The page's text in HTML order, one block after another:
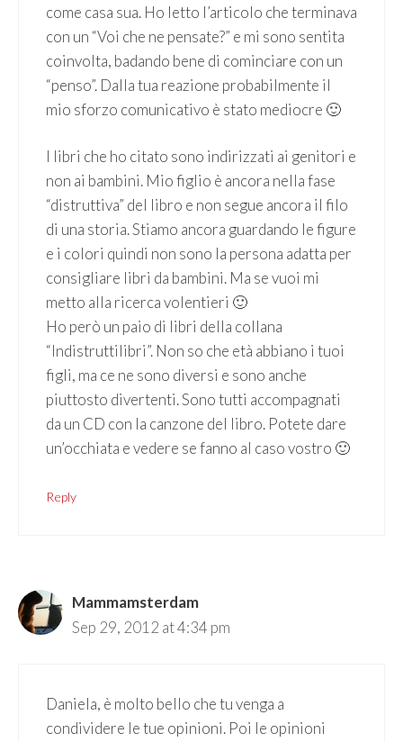
come casa sua. Ho letto l’articolo che terminava
con un “Voi che ne pensate?” e mi sono sentita
coinvolta, badando bene di cominciare con un
“penso”. Dalla tua reazione probabilmente il
mio sforzo comunicativo è stato mediocre 🙂
I libri che ho citato sono indirizzati ai genitori e
non ai bambini. Mio figlio è ancora nella fase
“distruttiva” del libro e non segue ancora il filo
di una storia. Stiamo ancora guardando le figure
e i colori quindi non sono la persona adatta per
consigliare libri da bambini. Ma se vuoi mi
metto alla ricerca volentieri 🙂
Ho però un paio di libri della collana
“Indistruttilibri”. Non so che età abbiano i tuoi
figli, ma ce ne sono diversi e sono anche
piuttosto divertenti. Sono tutti accompagnati
da un CD con la canzone del libro. Potete dare
un’occhiata e vedere se fanno al caso vostro 🙂
Reply
Mammamsterdam
Sep 29, 2012 at 4:34 pm
Daniela, è molto bello che tu venga a
condividere le tue opinioni. Poi le opinioni